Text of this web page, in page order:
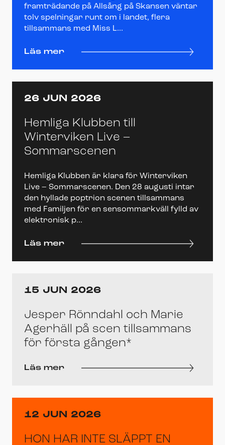
framträdande på Allsång på Skansen väntar
tolv spelningar runt om i landet, flera
tillsammans med Miss L...
Läs mer
26 JUN 2026
Hemliga Klubben till
Winterviken Live –
Sommarscenen
Hemliga Klubben är klara för Winterviken
Live – Sommarscenen. Den 28 augusti intar
den hyllade poptrion scenen tillsammans
med Familjen för en sensommarkväll fylld av
elektronisk p...
Läs mer
15 JUN 2026
Jesper Rönndahl och Marie
Agerhäll på scen tillsammans
för första gången*
Läs mer
12 JUN 2026
HON HAR INTE SLÄPPT EN